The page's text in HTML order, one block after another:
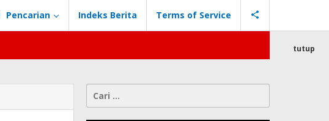
Pencarian Indeks Berita Terms of Service
tutup
Cari
untuk: